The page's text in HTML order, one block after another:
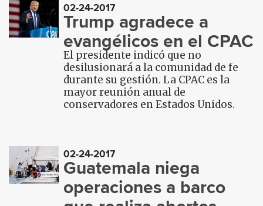
02-24-2017
Trump agradece a
evangélicos en el CPAC
El presidente indicó que no
desilusionará a la comunidad de fe
durante su gestión. La CPAC es la
mayor reunión anual de
conservadores en Estados Unidos.
02-24-2017
Guatemala niega
operaciones a barco